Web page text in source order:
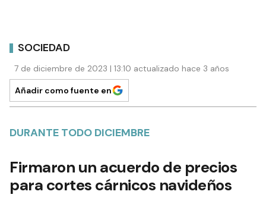
SOCIEDAD
7 de diciembre de 2023 | 13:10 actualizado hace 3 años
Añadir como fuente en
DURANTE TODO DICIEMBRE
Firmaron un acuerdo de precios
para cortes cárnicos navideños